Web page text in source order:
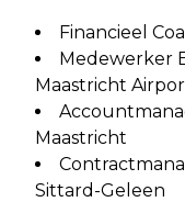
Financieel
Medewerker
Maastricht
Maastricht
Sittard-Geleen